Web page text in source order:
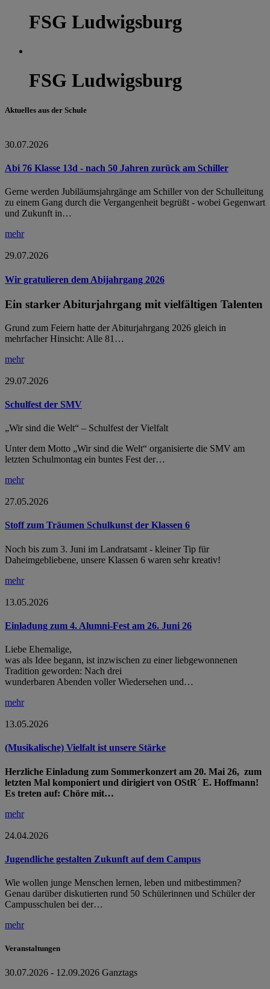
FSG Ludwigsburg
FSG Ludwigsburg
Aktuelles aus der Schule
30.07.2026
Abi 76 Klasse 13d - nach 50 Jahren zurück am Schiller
Gerne werden Jubiläumsjahrgänge am Schiller von der Schulleitung
zu einem Gang durch die Vergangenheit begrüßt - wobei Gegenwart
und Zukunft in…
mehr
29.07.2026
Wir gratulieren dem Abijahrgang 2026
Ein starker Abiturjahrgang mit vielfältigen Talenten
Grund zum Feiern hatte der Abiturjahrgang 2026 gleich in
mehrfacher Hinsicht: Alle 81…
mehr
29.07.2026
Schulfest der SMV
„Wir sind die Welt“ – Schulfest der Vielfalt
Unter dem Motto „Wir sind die Welt“ organisierte die SMV am
letzten Schulmontag ein buntes Fest der…
mehr
27.05.2026
Stoff zum Träumen Schulkunst der Klassen 6
Noch bis zum 3. Juni im Landratsamt - kleiner Tip für
Daheimgebliebene, unsere Klassen 6 waren sehr kreativ!
mehr
13.05.2026
Einladung zum 4. Alumni-Fest am 26. Juni 26
Liebe Ehemalige,
was als Idee begann, ist inzwischen zu einer liebgewonnenen
Tradition geworden: Nach drei
wunderbaren Abenden voller Wiedersehen und…
mehr
13.05.2026
(Musikalische) Vielfalt ist unsere Stärke
Herzliche Einladung zum Sommerkonzert am 20. Mai 26, zum
letzten Mal komponiert und dirigiert von OStR´ E. Hoffmann!
Es treten auf: Chöre mit…
mehr
24.04.2026
Jugendliche gestalten Zukunft auf dem Campus
Wie wollen junge Menschen lernen, leben und mitbestimmen?
Genau darüber diskutierten rund 50 Schülerinnen und Schüler der
Campusschulen bei der…
mehr
Veranstaltungen
30.07.2026 - 12.09.2026 Ganztags